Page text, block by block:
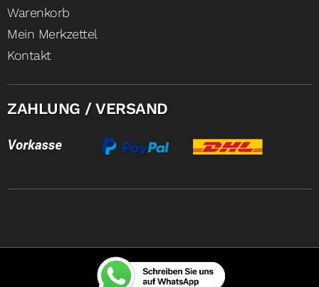
Warenkorb
Mein Merkzettel
Kontakt
ZAHLUNG / VERSAND